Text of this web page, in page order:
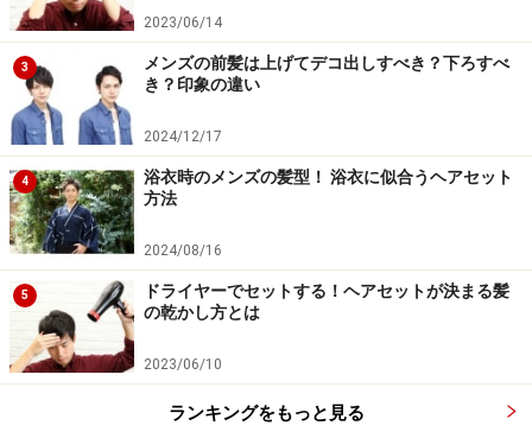
2023/06/14
3
メンズの前髪は上げてデコ出しすべき？下ろすべ
き？印象の違い
2024/12/17
4
浴衣時のメンズの髪型！ 浴衣に似合うヘアセット
方法
2024/08/16
5
ドライヤーでセットする！ヘアセットが決まる髪
の乾かし方とは
2023/06/10
ランキングをもっと見る